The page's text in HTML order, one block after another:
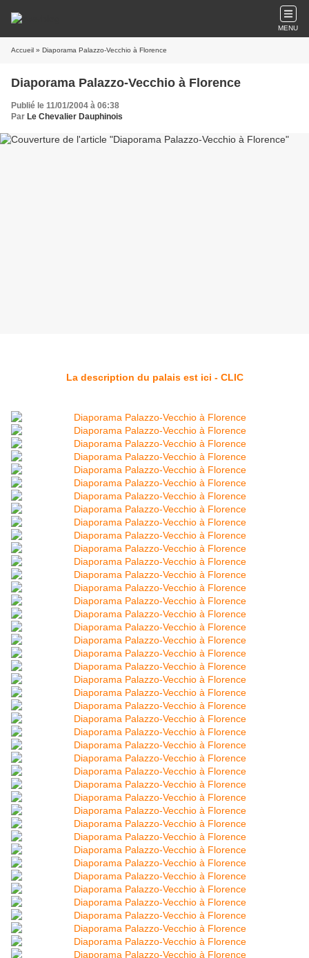
MENU
Accueil » Diaporama Palazzo-Vecchio à Florence
Diaporama Palazzo-Vecchio à Florence
Publié le 11/01/2004 à 06:38
Par Le Chevalier Dauphinois
La description du palais est ici - CLIC